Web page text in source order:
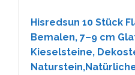
Hisredsun 10 Stück
Bemalen, 7–9 cm
Kieselsteine,